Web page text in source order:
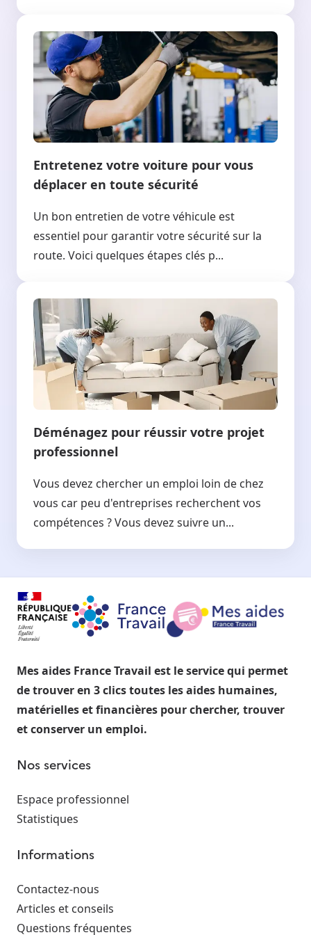
Entretenez votre voiture pour vous
déplacer en toute sécurité
Un bon entretien de votre véhicule est
essentiel pour garantir votre sécurité sur la
route. Voici quelques étapes clés p...
Déménagez pour réussir votre projet
professionnel
Vous devez chercher un emploi loin de chez
vous car peu d'entreprises recherchent vos
compétences ? Vous devez suivre un...
Mes aides France Travail est le service qui permet
de trouver en 3 clics toutes les aides humaines,
matérielles et financières pour chercher, trouver
et conserver un emploi.
Nos services
Espace professionnel
Statistiques
Informations
Contactez-nous
Articles et conseils
Questions fréquentes